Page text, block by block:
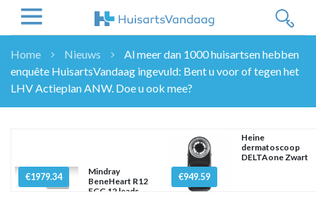
NIEUWS
ZORGVERZEKERAARS
ICT
Home Nieuws
Al meer dan 1000 huisartsen hebben
enquête HuisartsVandaag ingevuld: Bent u voor of tegen het
LHV Actieplan ANW. Doe u ook mee?
€1979.34
Mindray
BeneHeart R12
ECG 12 leads
€949.59
Heine
dermatoscoop
DELTAone Zwart